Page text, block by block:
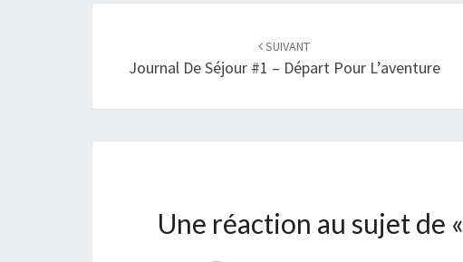
d'article
SUIVANT
Journal De Séjour #1 – Départ Pour L’aventure
Une réaction au sujet de «